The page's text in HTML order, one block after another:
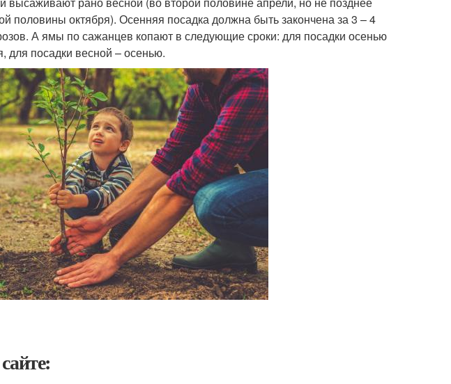
половины октября). Осенняя посадка должна быть закончена за 3 – 4
А ямы по сажанцев копают в следующие сроки: для посадки осенью
для посадки весной – осенью.